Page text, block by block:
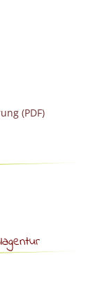
(PDF)